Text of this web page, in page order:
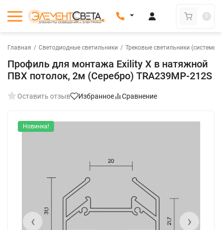
0
Главная / Светодиодные светильники / Трековые светильники (системы)
Профиль для монтажа Exility X в натяжной
ПВХ потолок, 2м (Серебро) TRA239MP-212S
Оставить отзыв Избранное Сравнение
Новинка!
‹ ›